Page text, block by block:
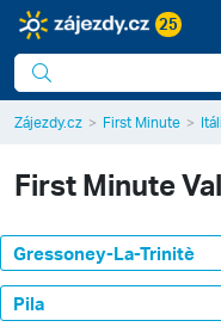
25
Zájezdy.cz First Minute
First Minute
Gressoney-La-Trinitè
Pila